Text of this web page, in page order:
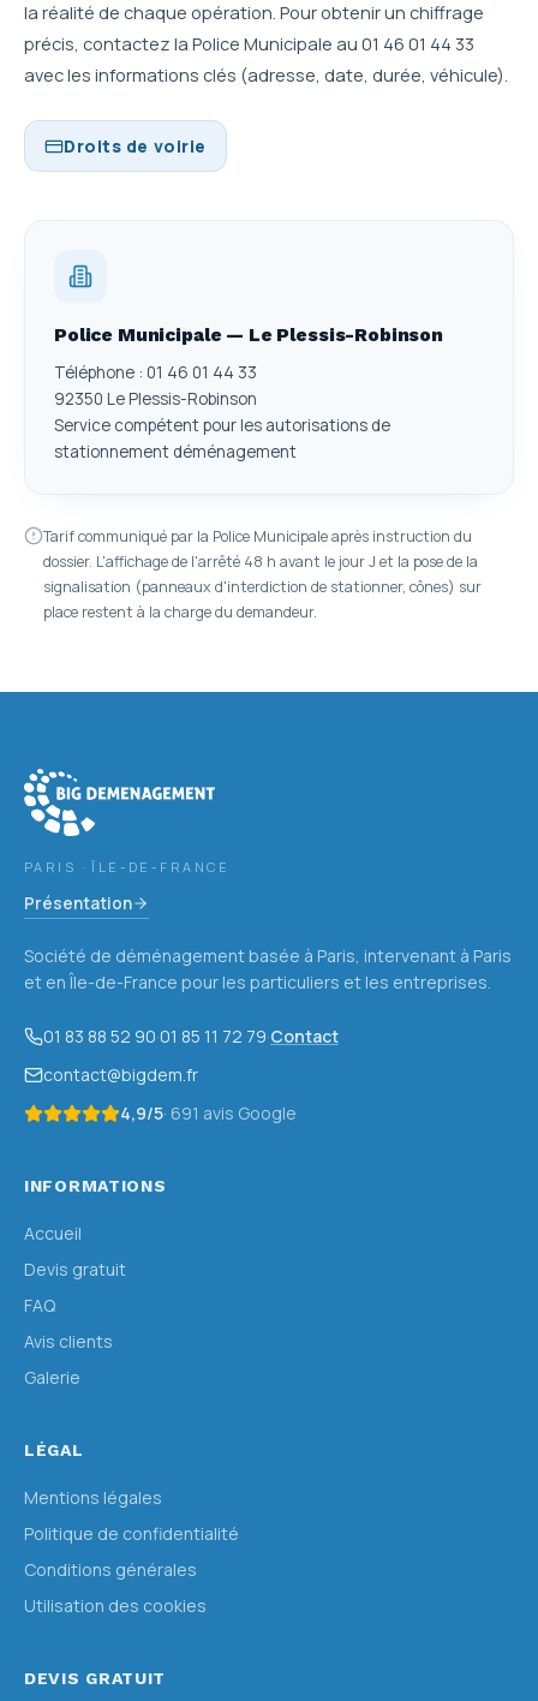
la réalité de chaque opération. Pour obtenir un chiffrage
précis, contactez la Police Municipale au 01 46 01 44 33
avec les informations clés (adresse, date, durée, véhicule).
Droits de voirie
Police Municipale — Le Plessis-Robinson
Téléphone : 01 46 01 44 33
92350 Le Plessis-Robinson
Service compétent pour les autorisations de
stationnement déménagement
Tarif communiqué par la Police Municipale après instruction du
dossier. L'affichage de l'arrêté 48 h avant le jour J et la pose de la
signalisation (panneaux d'interdiction de stationner, cônes) sur
place restent à la charge du demandeur.
PARIS · ÎLE-DE-FRANCE
Présentation
Société de déménagement basée à Paris, intervenant à Paris
et en Île-de-France pour les particuliers et les entreprises.
01 83 88 52 90·01 85 11 72 79·Contact
contact@bigdem.fr
4,9/5· 691 avis Google
INFORMATIONS
Accueil
Devis gratuit
FAQ
Avis clients
Galerie
LÉGAL
Mentions légales
Politique de confidentialité
Conditions générales
Utilisation des cookies
DEVIS GRATUIT